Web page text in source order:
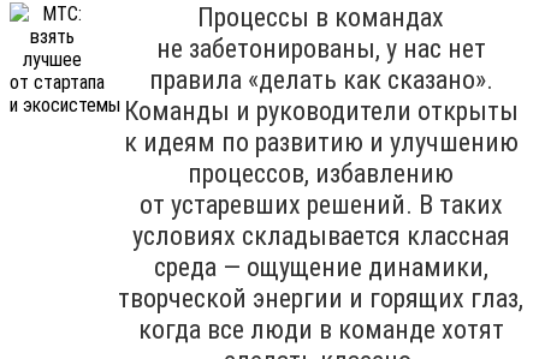
Процессы в командах
не забетонированы, у нас нет
правила «делать как сказано».
Команды и руководители открыты
к идеям по развитию и улучшению
процессов, избавлению
от устаревших решений. В таких
условиях складывается классная
среда — ощущение динамики,
творческой энергии и горящих глаз,
когда все люди в команде хотят